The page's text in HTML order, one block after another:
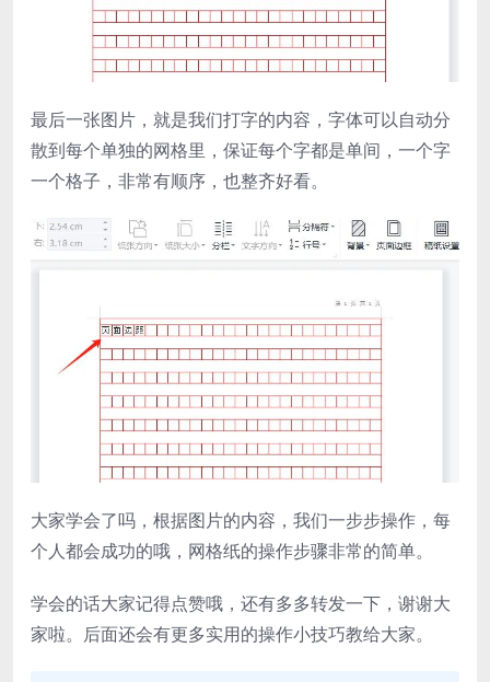
最后一张图片，就是我们打字的内容，字体可以自动分
散到每个单独的网格里，保证每个字都是单间，一个字
一个格子，非常有顺序，也整齐好看。
大家学会了吗，根据图片的内容，我们一步步操作，每
个人都会成功的哦，网格纸的操作步骤非常的简单。
学会的话大家记得点赞哦，还有多多转发一下，谢谢大
家啦。后面还会有更多实用的操作小技巧教给大家。